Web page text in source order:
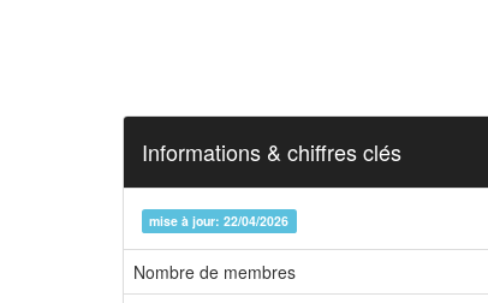
Informations & chiffres clés
mise à jour: 22/04/2026
Nombre de membres